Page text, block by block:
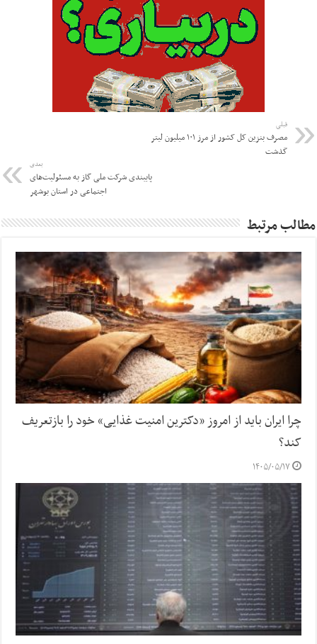
قبلی
مصرف بنزین کل کشور از مرز ۱۰۱ میلیون لیتر
گذشت
بعدی
پایبندی شرکت ملی گاز به مسئولیت‌های
اجتماعی در استان بوشهر
مطالب مرتبط
چرا ایران باید از امروز «دکترین امنیت غذایی» خود را بازتعریف
کند؟
۱۴۰۵/۰۵/۱۷